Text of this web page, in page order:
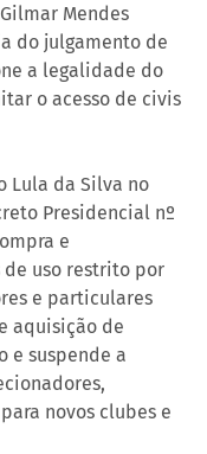
Mendes
do julgamento de
a legalidade do
o acesso de civis
Lula da Silva no
Presidencial nº
e
de uso restrito por
e particulares
aquisição de
e suspende a
novos clubes e